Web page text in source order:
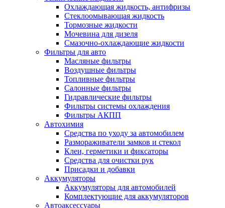
Охлаждающая жидкость, антифризы
Стеклоомывающая жидкость
Тормозные жидкости
Мочевина для дизеля
Смазочно-охлаждающие жидкости
Фильтры для авто
Масляные фильтры
Воздушные фильтры
Топливные фильтры
Салонные фильтры
Гидравлические фильтры
Фильтры системы охлаждения
Фильтры АКПП
Автохимия
Средства по уходу за автомобилем
Размораживатели замков и стекол
Клеи, герметики и фиксаторы
Средства для очистки рук
Присадки и добавки
Аккумуляторы
Аккумуляторы для автомобилей
Комплектующие для аккумуляторов
Автоаксессуары